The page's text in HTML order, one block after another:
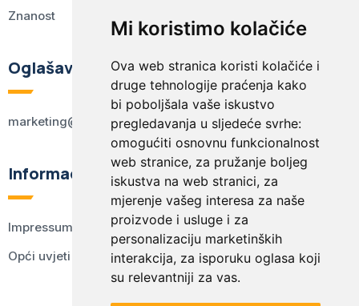
Mi koristimo kolačiće
Ova web stranica koristi kolačiće i
druge tehnologije praćenja kako
bi poboljšala vaše iskustvo
pregledavanja u sljedeće svrhe:
omogućiti osnovnu funkcionalnost
web stranice, za pružanje boljeg
iskustva na web stranici, za
mjerenje vašeg interesa za naše
proizvode i usluge i za
personalizaciju marketinških
interakcija, za isporuku oglasa koji
su relevantniji za vas.
Znanost
Oglašavanje
marketing@kodex.hr
Informacije
Impressum
Opći uvjeti korištenja